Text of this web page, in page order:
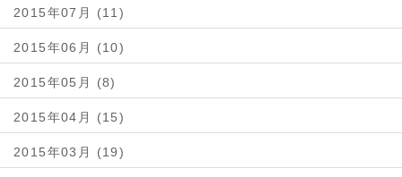
2015年07月 (11)
2015年06月 (10)
2015年05月 (8)
2015年04月 (15)
2015年03月 (19)